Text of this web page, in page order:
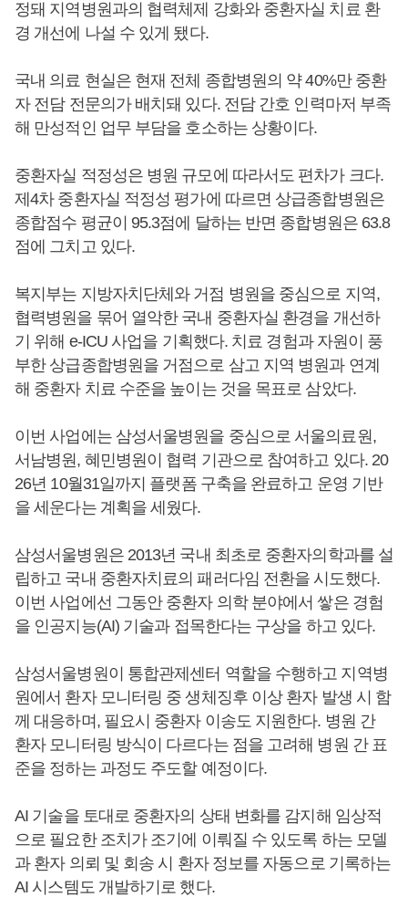
정돼 지역병원과의 협력체제 강화와 중환자실 치료 환
경 개선에 나설 수 있게 됐다.
국내 의료 현실은 현재 전체 종합병원의 약 40%만 중환
자 전담 전문의가 배치돼 있다. 전담 간호 인력마저 부족
해 만성적인 업무 부담을 호소하는 상황이다.
중환자실 적정성은 병원 규모에 따라서도 편차가 크다.
제4차 중환자실 적정성 평가에 따르면 상급종합병원은
종합점수 평균이 95.3점에 달하는 반면 종합병원은 63.8
점에 그치고 있다.
복지부는 지방자치단체와 거점 병원을 중심으로 지역,
협력병원을 묶어 열악한 국내 중환자실 환경을 개선하
기 위해 e-ICU 사업을 기획했다. 치료 경험과 자원이 풍
부한 상급종합병원을 거점으로 삼고 지역 병원과 연계
해 중환자 치료 수준을 높이는 것을 목표로 삼았다.
이번 사업에는 삼성서울병원을 중심으로 서울의료원,
서남병원, 혜민병원이 협력 기관으로 참여하고 있다. 20
26년 10월31일까지 플랫폼 구축을 완료하고 운영 기반
을 세운다는 계획을 세웠다.
삼성서울병원은 2013년 국내 최초로 중환자의학과를 설
립하고 국내 중환자치료의 패러다임 전환을 시도했다.
이번 사업에선 그동안 중환자 의학 분야에서 쌓은 경험
을 인공지능(AI) 기술과 접목한다는 구상을 하고 있다.
삼성서울병원이 통합관제센터 역할을 수행하고 지역병
원에서 환자 모니터링 중 생체징후 이상 환자 발생 시 함
께 대응하며, 필요시 중환자 이송도 지원한다. 병원 간
환자 모니터링 방식이 다르다는 점을 고려해 병원 간 표
준을 정하는 과정도 주도할 예정이다.
AI 기술을 토대로 중환자의 상태 변화를 감지해 임상적
으로 필요한 조치가 조기에 이뤄질 수 있도록 하는 모델
과 환자 의뢰 및 회송 시 환자 정보를 자동으로 기록하는
AI 시스템도 개발하기로 했다.